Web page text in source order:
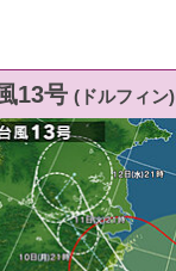
13号 (ドルフィン)